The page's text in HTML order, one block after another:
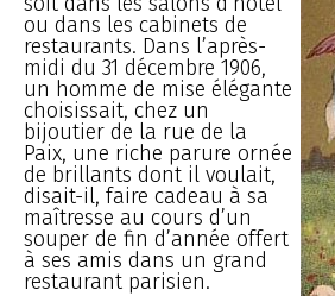
ou dans les cabinets de
restaurants. Dans l’après-
midi du 31 décembre 1906,
un homme de mise élégante
choisissait, chez un
bijoutier de la rue de la
Paix, une riche parure ornée
de brillants dont il voulait,
disait-il, faire cadeau à sa
maîtresse au cours d’un
souper de fin d’année offert
à ses amis dans un grand
restaurant parisien.